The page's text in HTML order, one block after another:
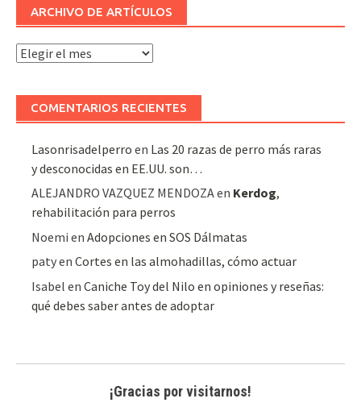
ARCHIVO DE ARTÍCULOS
Archivo
COMENTARIOS RECIENTES
Lasonrisadelperro en Las 20 razas de perro más raras
y desconocidas en EE.UU. son…
ALEJANDRO VAZQUEZ MENDOZAen Kerdog,
rehabilitación para perros
Noemi enAdopciones en SOS Dálmatas
patyenCortes en las almohadillas, cómo actuar
Isabel enCaniche Toy del Nilo en opiniones y reseñas:
qué debes saber antes de adoptar
¡Gracias por visitarnos!